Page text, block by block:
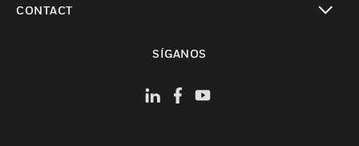
CONTACT
SÍGANOS